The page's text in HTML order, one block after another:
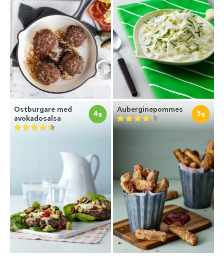
Ostburgare med
avokadosalsa
4g Auberginepommes 5g